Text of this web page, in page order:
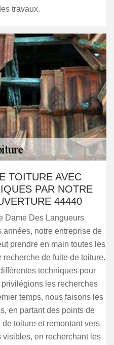
travaux.
TOITURE AVEC
PAR NOTRE
44440
Dame Des Langueurs
notre entreprise de
prendre en main toutes les
recherche de fuite de toiture.
techniques pour
les recherches
temps, nous faisons les
en partant des points de
toiture et remontant vers
visibles, en recherchant les